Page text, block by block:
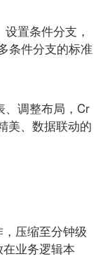
置条件分支，
条件分支的标准
、调整布局，Cr
美、数据联动的
压缩至分钟级
业务逻辑本